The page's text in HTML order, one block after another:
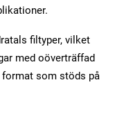
filtyper, vilket
med oöverträffad
som stöds på